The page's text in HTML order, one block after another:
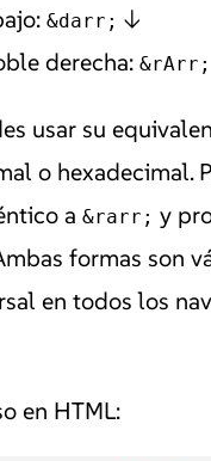
&darr; ↓
derecha: &rArr;
usar su
o hexadecimal.
a &rarr; y
formas son
en todos los
en HTML: